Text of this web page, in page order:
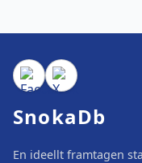
SnokaDb
En ideellt framtagen